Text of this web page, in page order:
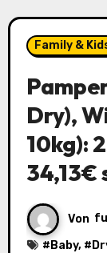
Family &
Dry),
10kg):
Von
# Baby, #